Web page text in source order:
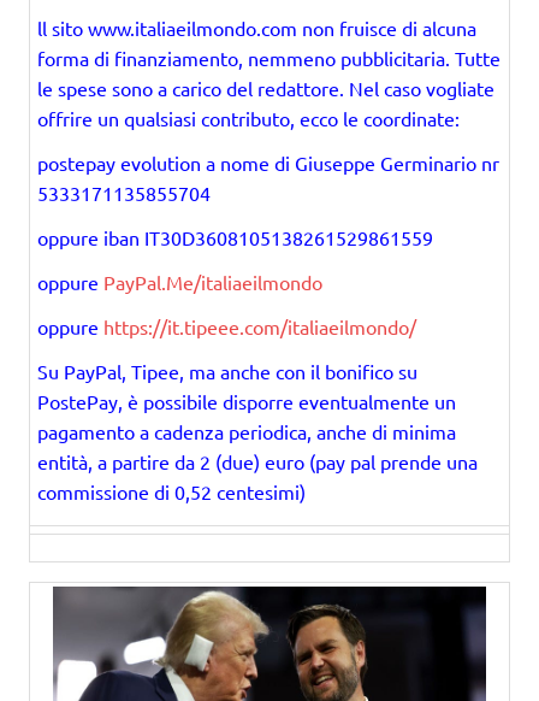
ll sito www.italiaeilmondo.com non fruisce di alcuna
forma di finanziamento, nemmeno pubblicitaria. Tutte
le spese sono a carico del redattore. Nel caso vogliate
offrire un qualsiasi contributo, ecco le coordinate:
postepay evolution a nome di Giuseppe Germinario nr
5333171135855704
oppure iban IT30D3608105138261529861559
oppure PayPal.Me/italiaeilmondo
oppure https://it.tipeee.com/italiaeilmondo/
Su PayPal, Tipee, ma anche con il bonifico su
PostePay, è possibile disporre eventualmente un
pagamento a cadenza periodica, anche di minima
entità, a partire da 2 (due) euro (pay pal prende una
commissione di 0,52 centesimi)